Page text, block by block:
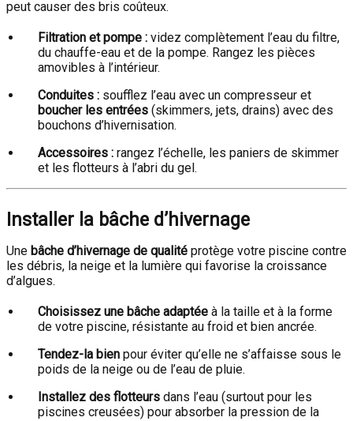
peut causer des bris coûteux.
Filtration et pompe : videz complètement l’eau du filtre,
du chauffe-eau et de la pompe. Rangez les pièces
amovibles à l’intérieur.
Conduites : soufflez l’eau avec un compresseur et
boucher les entrées (skimmers, jets, drains) avec des
bouchons d’hivernisation.
Accessoires : rangez l’échelle, les paniers de skimmer
et les flotteurs à l’abri du gel.
Installer la bâche d’hivernage
Une bâche d’hivernage de qualité protège votre piscine contre
les débris, la neige et la lumière qui favorise la croissance
d’algues.
Choisissez une bâche adaptée à la taille et à la forme
de votre piscine, résistante au froid et bien ancrée.
Tendez-la bien pour éviter qu’elle ne s’affaisse sous le
poids de la neige ou de l’eau de pluie.
Installez des flotteurs dans l’eau (surtout pour les
piscines creusées) pour absorber la pression de la